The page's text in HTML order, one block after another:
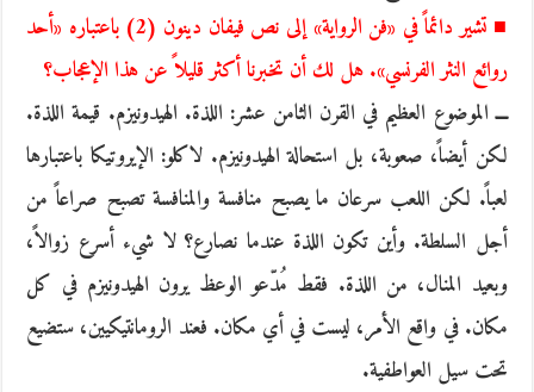
■ تشير دائماً في «فن الرواية» إلى نص فيفان دينون (2) باعتباره «أحد
روائع النثر الفرنسي». هل لك أن تخبرنا أكثر قليلاً عن هذا الإعجاب؟
ـــ الموضوع العظيم في القرن الثامن عشر: اللذة. الهيدونيزم. قيمة اللذة.
لكن أيضاً، صعوبة، بل استحالة الهيدونيزم. لاكلو: الإيروتيكا باعتبارها
لعباً. لكن اللعب سرعان ما يصبح منافسة والمنافسة تصبح صراعاً من
أجل السلطة. وأين تكون اللذة عندما نصارع؟ لا شيء أسرع زوالاً،
وبعيد المنال، من اللذة. فقط مُدّعو الوعظ يرون الهيدونيزم في كل
مكان. في واقع الأمر، ليست في أي مكان. فعند الرومانتيكيين، ستضيع
تحت سيل العواطفية.